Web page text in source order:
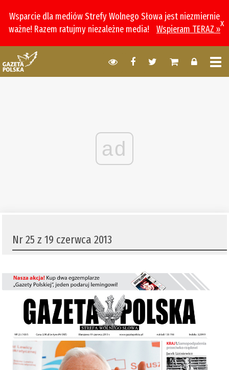
Wsparcie dla mediów Strefy Wolnego Słowa jest niezmiernie
ważne! Razem ratujmy niezależne media!
Wspieram TERAZ »
x
ad
Nr 25 z 19 czerwca 2013